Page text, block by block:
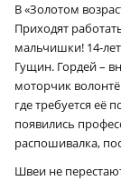
В «Золотом
Приходят
мальчишки!
Гущин. Гордей –
моторчик
где требуется
появились
распошивалка,
Швеи не